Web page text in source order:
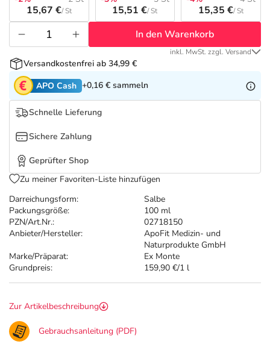
Tierapotheke
Vitamine & Mineralstoffe
Marken
Salus Deals
Darreichungsform:
Salbe
Packungsgröße:
100 ml
PZN/Art.Nr.:
02718150
Anbieter/Hersteller:
ApoFit Medizin- und
Naturprodukte GmbH
Marke/Präparat:
Ex Monte
Grundpreis:
159,90 €/1 l
15,67 €/ St 15,51 €/ St 15,35 €/ St
In den Warenkorb
inkl. MwSt. zzgl. Versand
Versandkostenfrei ab 34,99 €
APO Cash +0,16 € sammeln
Schnelle Lieferung
Sichere Zahlung
Geprüfter Shop
Zu meiner Favoriten-Liste hinzufügen
Zur Artikelbeschreibung
Gebrauchsanleitung (PDF)